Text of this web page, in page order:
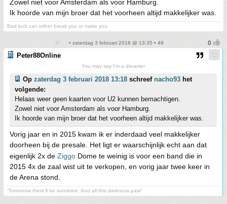
Zowel niet voor Amsterdam als voor Hamburg.
Ik hoorde van mijn broer dat het voorheen altijd makkelijker was.
Bad luck can either break you or make you
• zaterdag 3 februari 2018 @ 13:35 • 49
Peter88Online
You may say I'm a dreamer
Op zaterdag 3 februari 2018 13:18 schreef nacho93 het
volgende:
Helaas weer geen kaarten voor U2 kunnen bemachtigen.
Zowel niet voor Amsterdam als voor Hamburg.
Ik hoorde van mijn broer dat het voorheen altijd makkelijker was.
Vorig jaar en in 2015 kwam ik er inderdaad veel makkelijker
doorheen bij de presale. Het ligt er waarschijnlijk echt aan dat
eigenlijk 2x de Ziggo Dome te weinig is voor een band die in
2015 4x de zaal wist uit te verkopen, en vorig jaar twee keer in
de Arena stond.
“Tomorrow there’ll be sunshine, And all this darkness past”